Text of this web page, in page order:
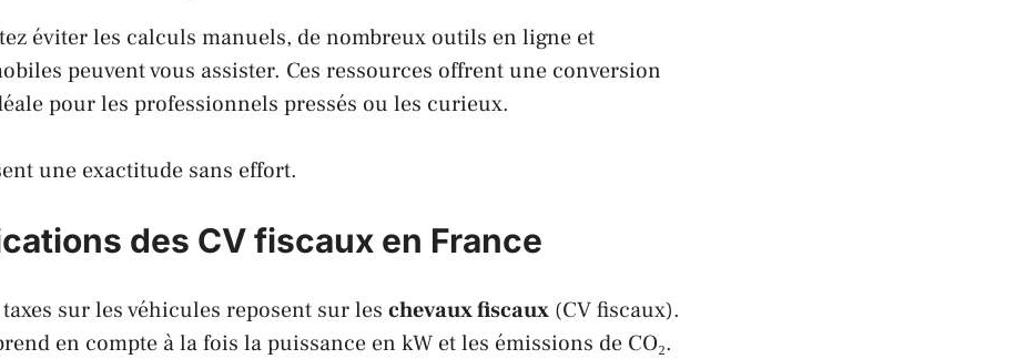
éviter les calculs manuels, de nombreux outils en ligne et
peuvent vous assister. Ces ressources offrent une conversion
pour les professionnels pressés ou les curieux.
une exactitude sans effort.
des CV fiscaux en France
sur les véhicules reposent sur les chevaux fiscaux (CV fiscaux).
en compte à la fois la puissance en kW et les émissions de CO₂.